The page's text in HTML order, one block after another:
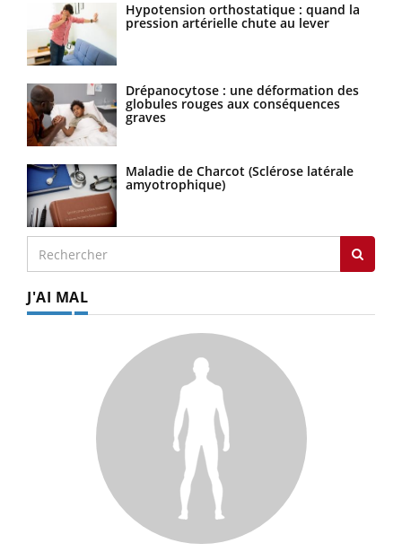
Hypotension orthostatique : quand la
pression artérielle chute au lever
Drépanocytose : une déformation des
globules rouges aux conséquences
graves
Maladie de Charcot (Sclérose latérale
amyotrophique)
J'AI MAL